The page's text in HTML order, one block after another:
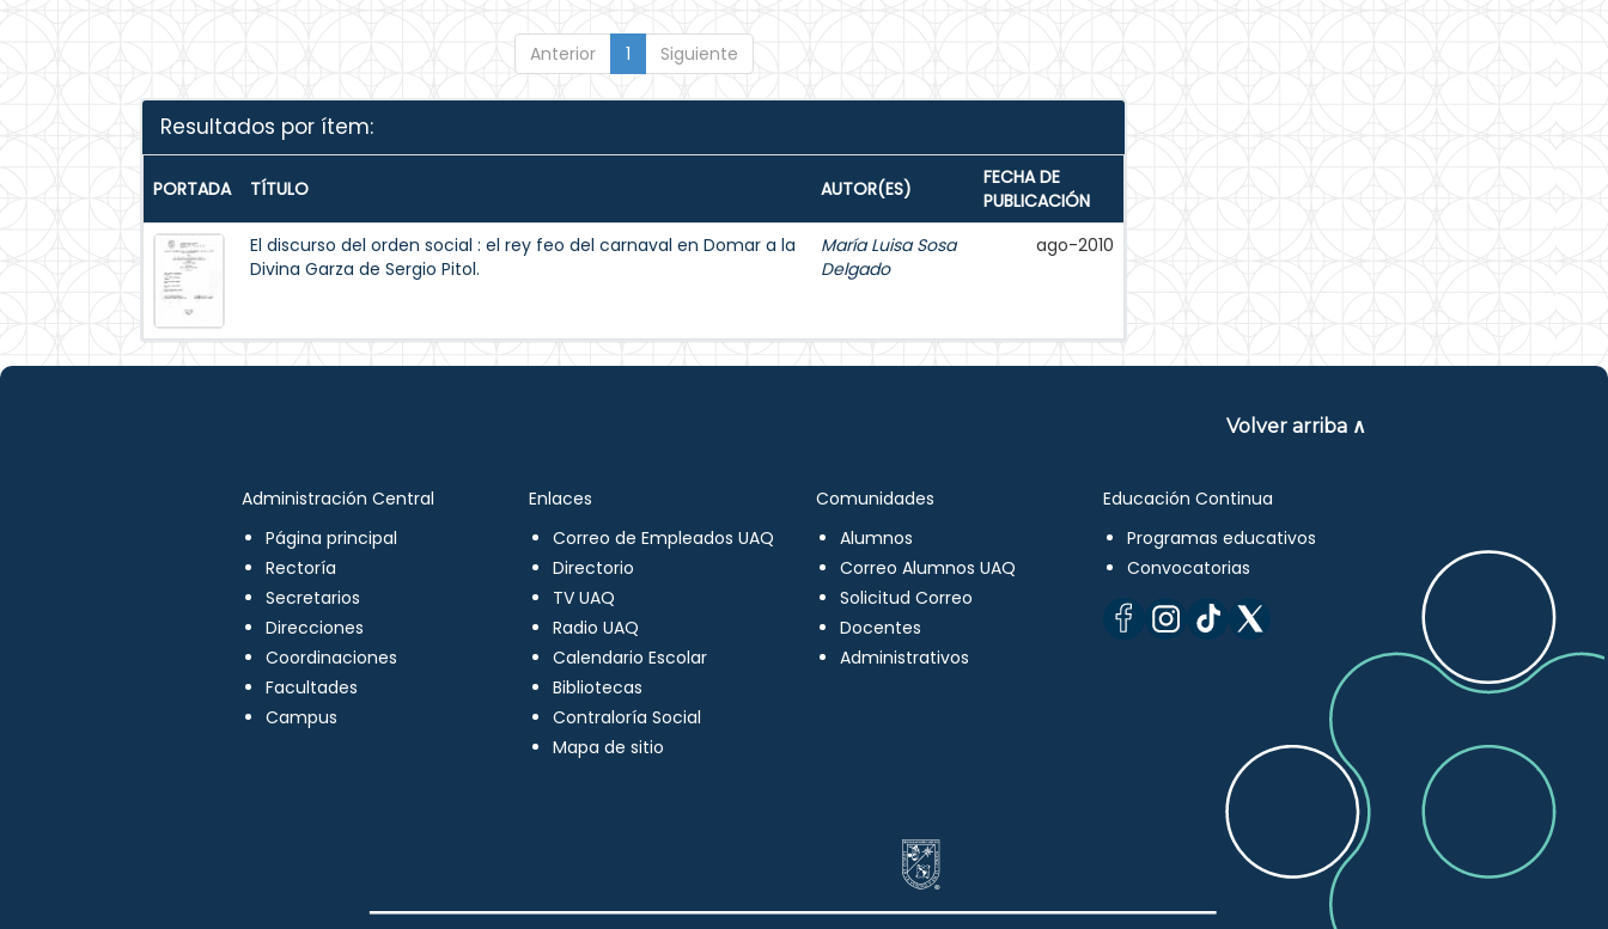
Anterior 1 Siguiente
Resultados por ítem:
PORTADA TÍTULO AUTOR(ES)
FECHA DE
PUBLICACIÓN
El discurso del orden social : el rey feo del carnaval en Domar a la
Divina Garza de Sergio Pitol.
María Luisa Sosa
Delgado
ago-2010
Volver arriba ∧
Administración Central
Página principal
Rectoría
Secretarios
Direcciones
Coordinaciones
Facultades
Campus
Enlaces
Correo de Empleados UAQ
Directorio
TV UAQ
Radio UAQ
Calendario Escolar
Bibliotecas
Contraloría Social
Mapa de sitio
Comunidades
Alumnos
Correo Alumnos UAQ
Solicitud Correo
Docentes
Administrativos
Educación Continua
Programas educativos
Convocatorias